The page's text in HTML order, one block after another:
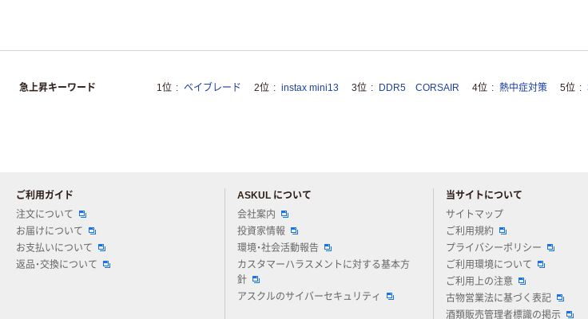
急上昇キーワード 1位 ベイブレード 2位 instax mini13 3位 DDR5 CORSAIR 4位 熱中症対策 5位
ご利用ガイド
注文について
お届けについて
お支払いについて
返品・交換について
ASKUL について
会社案内
投資家情報
環境・社会活動報告
カスタマーハラスメントに対する基本方
針
アスクルのサイバーセキュリティ
当サイトについて
サイトマップ
ご利用規約
プライバシーポリシー
ご利用環境について
ご利用上の注意
古物営業法に基づく表記
酒類販売管理者標識の掲示